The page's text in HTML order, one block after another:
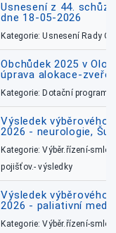
Usnesení z 44.
dne 18-05-2026
Kategorie: Usnesení Rady
Obchůdek 2025 v
úprava alokace-
Kategorie: Dotační
Výsledek výběrového
2026 - neurologie,
Kategorie: Výběr.řízení-
pojišťov.- výsledky
Výsledek výběrového
2026 - paliativní
Kategorie: Výběr.řízení-